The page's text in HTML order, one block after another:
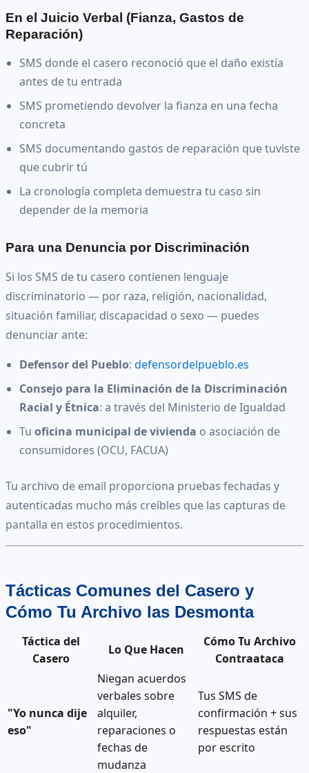
En el Juicio Verbal (Fianza, Gastos de
Reparación)
SMS donde el casero reconoció que el daño existía
antes de tu entrada
SMS prometiendo devolver la fianza en una fecha
concreta
SMS documentando gastos de reparación que tuviste
que cubrir tú
La cronología completa demuestra tu caso sin
depender de la memoria
Para una Denuncia por Discriminación
Si los SMS de tu casero contienen lenguaje
discriminatorio — por raza, religión, nacionalidad,
situación familiar, discapacidad o sexo — puedes
denunciar ante:
Defensor del Pueblo: defensordelpueblo.es
Consejo para la Eliminación de la Discriminación
Racial y Étnica: a través del Ministerio de Igualdad
Tu oficina municipal de vivienda o asociación de
consumidores (OCU, FACUA)
Tu archivo de email proporciona pruebas fechadas y
autenticadas mucho más creíbles que las capturas de
pantalla en estos procedimientos.
Tácticas Comunes del Casero y
Cómo Tu Archivo las Desmonta
Táctica del
Casero
Lo Que Hacen
Cómo Tu Archivo
Contraataca
"Yo nunca dije
eso"
Niegan acuerdos
verbales sobre
alquiler,
reparaciones o
fechas de
mudanza
Tus SMS de
confirmación + sus
respuestas están
por escrito